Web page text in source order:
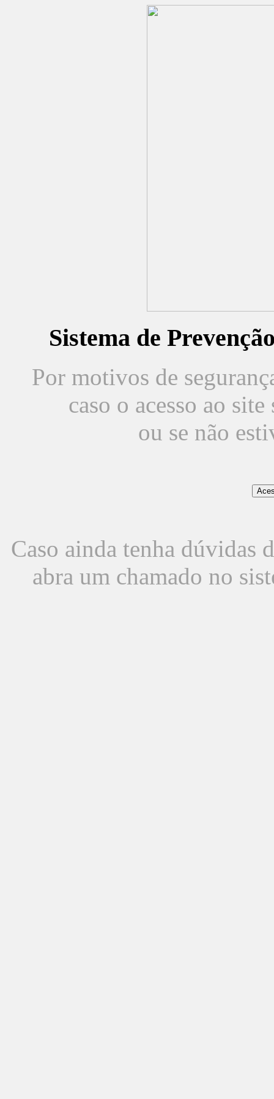
Sistema de
Por motivos de
caso o acesso ao
ou se não
Caso ainda tenha dúvidas
abra um chamado no